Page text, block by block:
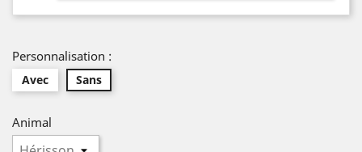
Personnalisation :
Avec Sans
Animal